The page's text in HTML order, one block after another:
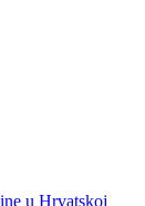
u Hrvatskoj